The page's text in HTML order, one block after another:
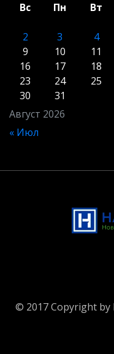
Август 2026
Вс Пн Вт
2
3 4
9
10 11
16
17 18
23
24 25
30
31
« Июл
© 2017 Copyright by